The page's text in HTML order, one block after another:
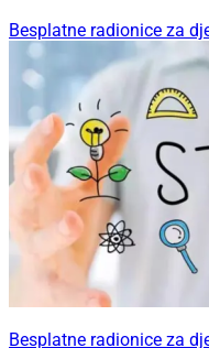
Besplatne radionice za
Besplatne radionice za